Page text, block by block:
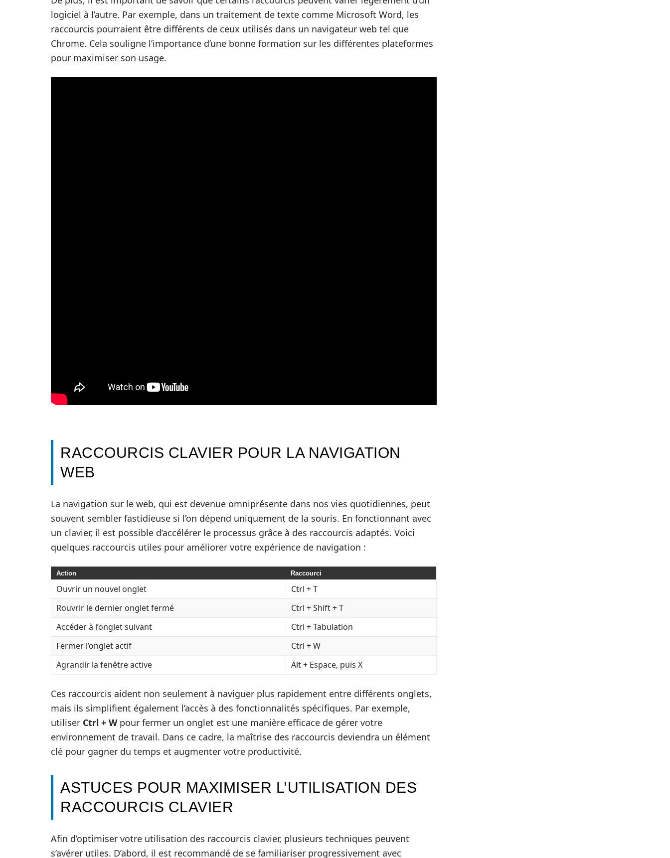
logiciel à l’autre. Par exemple, dans un traitement de texte comme Microsoft Word, les
raccourcis pourraient être différents de ceux utilisés dans un navigateur web tel que
Chrome. Cela souligne l’importance d’une bonne formation sur les différentes plateformes
pour maximiser son usage.
RACCOURCIS CLAVIER POUR LA NAVIGATION
WEB
La navigation sur le web, qui est devenue omniprésente dans nos vies quotidiennes, peut
souvent sembler fastidieuse si l’on dépend uniquement de la souris. En fonctionnant avec
un clavier, il est possible d’accélérer le processus grâce à des raccourcis adaptés. Voici
quelques raccourcis utiles pour améliorer votre expérience de navigation :
Action Raccourci
Ouvrir un nouvel onglet
Ctrl + T
Rouvrir le dernier onglet fermé
Ctrl + Shift + T
Accéder à l’onglet suivant
Ctrl + Tabulation
Fermer l’onglet actif
Ctrl + W
Agrandir la fenêtre active
Alt + Espace, puis X
Ces raccourcis aident non seulement à naviguer plus rapidement entre différents onglets,
mais ils simplifient également l’accès à des fonctionnalités spécifiques. Par exemple,
utiliser Ctrl + Wpour fermer un onglet est une manière efficace de gérer votre
environnement de travail. Dans ce cadre, la maîtrise des raccourcis deviendra un élément
clé pour gagner du temps et augmenter votre productivité.
ASTUCES POUR MAXIMISER L’UTILISATION DES
RACCOURCIS CLAVIER
Afin d’optimiser votre utilisation des raccourcis clavier, plusieurs techniques peuvent
s’avérer utiles. D’abord, il est recommandé de se familiariser progressivement avec